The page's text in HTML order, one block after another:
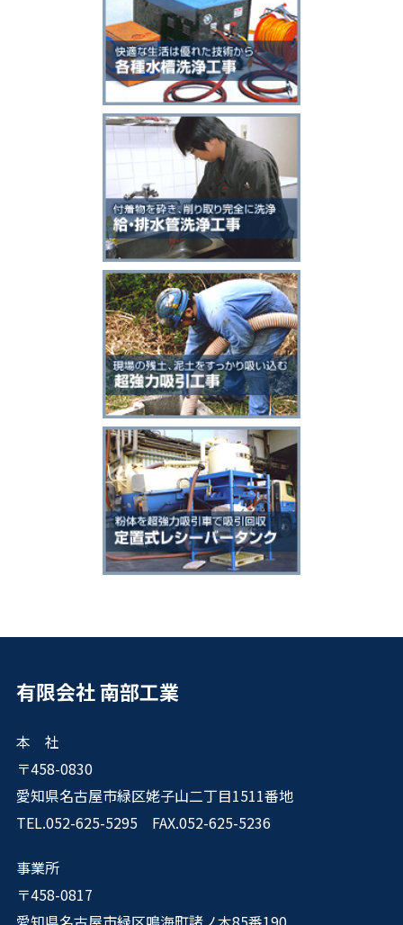
有限会社 南部工業
本 社
〒458-0830
愛知県名古屋市緑区姥子山二丁目1511番地
TEL.052-625-5295 FAX.052-625-5236
事業所
〒458-0817